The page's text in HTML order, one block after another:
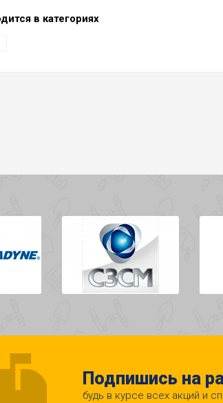
в категориях
Подпишись на
будь в курсе всех акций и